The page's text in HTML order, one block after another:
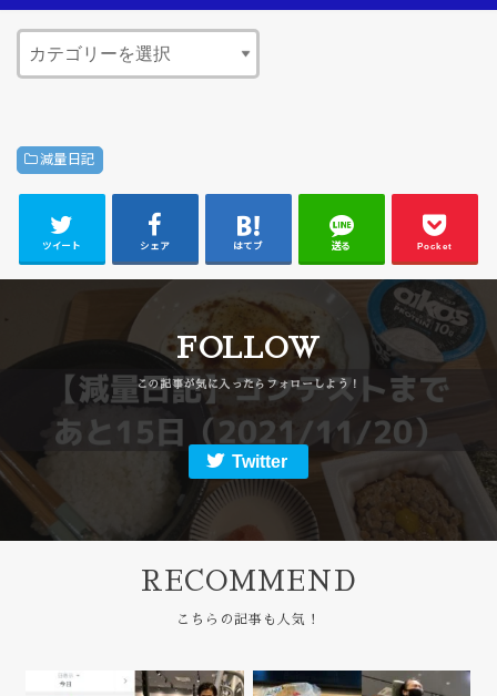
減量日記
ツイート シェア はてブ 送る Pocket
FOLLOW
Twitter
RECOMMEND